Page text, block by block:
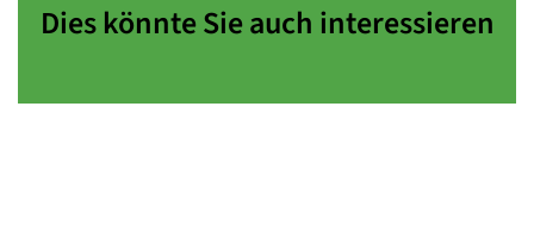
Dies könnte Sie auch interessieren